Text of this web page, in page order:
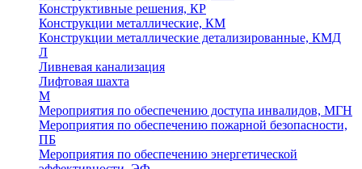
Конструктивные решения, КР
Конструкции металлические, КМ
Конструкции металлические детализированные, КМД
Л
Ливневая канализация
Лифтовая шахта
М
Мероприятия по обеспечению доступа инвалидов, МГН
Мероприятия по обеспечению пожарной безопасности,
ПБ
Мероприятия по обеспечению энергетической